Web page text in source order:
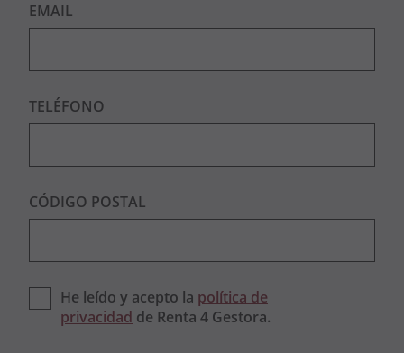
EMAIL
TELÉFONO
CÓDIGO POSTAL
He leído y acepto la política de
privacidad de Renta 4 Gestora.